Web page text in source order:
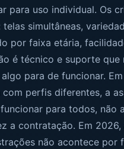
para uso individual. Os
telas simultâneas,
por faixa etária,
é técnico e suporte que
para de funcionar.
com perfis diferentes, a
para todos, não
a contratação. Em
não acontece por